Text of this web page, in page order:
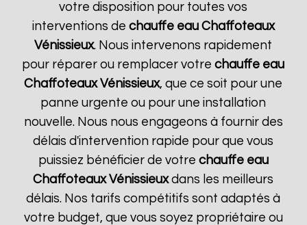
votre disposition pour toutes vos
interventions de chauffe eau Chaffoteaux
Vénissieux. Nous intervenons rapidement
pour réparer ou remplacer votrechauffe eau
Chaffoteaux Vénissieux, que ce soit pour une
panne urgente ou pour une installation
nouvelle. Nous nous engageons à fournir des
délais d'intervention rapide pour que vous
puissiez bénéficier de votre chauffe eau
Chaffoteaux Vénissieuxdans les meilleurs
délais. Nos tarifs compétitifs sont adaptés à
votre budget, que vous soyez propriétaire ou